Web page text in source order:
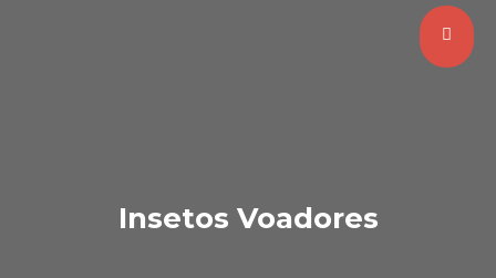
Insetos Voadores